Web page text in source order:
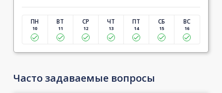
ПН
10
ВТ
11
СР
12
ЧТ
13
ПТ
14
СБ
15
ВС
16
Часто задаваемые вопросы